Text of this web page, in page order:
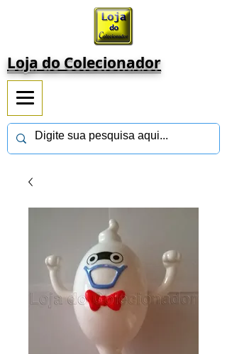
Loja do Colecionador